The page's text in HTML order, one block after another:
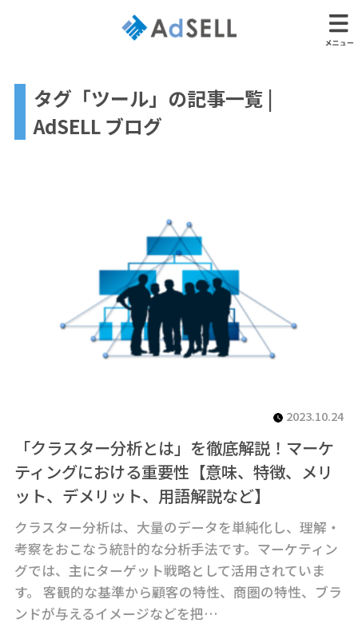
タグ「ツール」の記事一覧 |
AdSELL ブログ
2023.10.24
「クラスター分析とは」を徹底解説！マーケ
ティングにおける重要性【意味、特徴、メリ
ット、デメリット、用語解説など】
クラスター分析は、大量のデータを単純化し、理解・
考察をおこなう統計的な分析手法です。マーケティン
グでは、主にターゲット戦略として活用されていま
す。 客観的な基準から顧客の特性、商圏の特性、ブラ
ンドが与えるイメージなどを把…